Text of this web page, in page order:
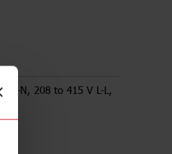
V L-N, 208 to 415 V L-L,